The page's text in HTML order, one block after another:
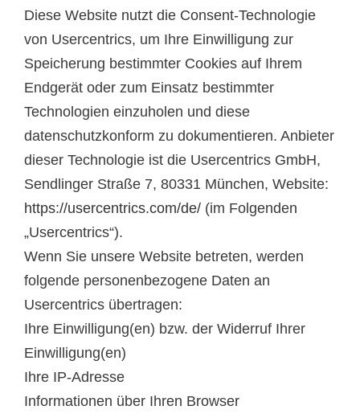
Diese Website nutzt die Consent-Technologie
von Usercentrics, um Ihre Einwilligung zur
Speicherung bestimmter Cookies auf Ihrem
Endgerät oder zum Einsatz bestimmter
Technologien einzuholen und diese
datenschutzkonform zu dokumentieren. Anbieter
dieser Technologie ist die Usercentrics GmbH,
Sendlinger Straße 7, 80331 München, Website:
https://usercentrics.com/de/ (im Folgenden
„Usercentrics“).
Wenn Sie unsere Website betreten, werden
folgende personenbezogene Daten an
Usercentrics übertragen:
Ihre Einwilligung(en) bzw. der Widerruf Ihrer
Einwilligung(en)
Ihre IP-Adresse
Informationen über Ihren Browser